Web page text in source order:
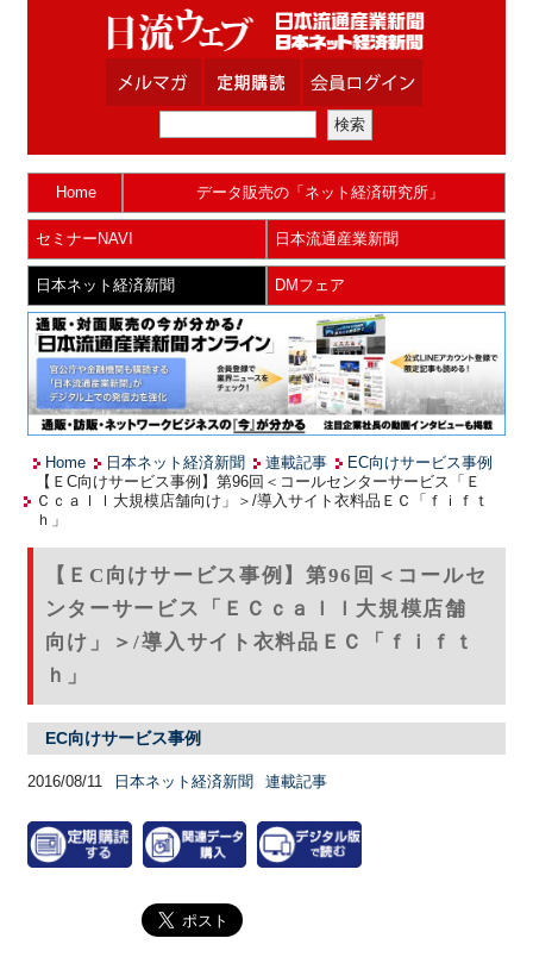
Home データ販売の「ネット経済研究所」
セミナーNAVI 日本流通産業新聞
日本ネット経済新聞 DMフェア
Home 日本ネット経済新聞 連載記事
EC向けサービス事例
【ＥC向けサービス事例】第96回＜コールセンターサービス「Ｅ
Ｃｃａｌｌ大規模店舗向け」＞/導入サイト衣料品ＥＣ「ｆｉｆｔ
ｈ」
【ＥC向けサービス事例】第96回＜コールセ
ンターサービス「ＥＣｃａｌｌ大規模店舗
向け」＞/導入サイト衣料品ＥＣ「ｆｉｆｔ
ｈ」
EC向けサービス事例
2016/08/11 日本ネット経済新聞 連載記事